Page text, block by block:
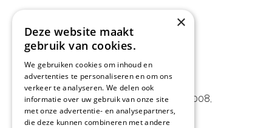
L&D Foodpartner BV
Noorwegenstraat 29D, Haven 8008,
9940 Evergem, BE
×
Deze website maakt
gebruik van cookies.
We gebruiken cookies om inhoud en
advertenties te personaliseren en om ons
verkeer te analyseren. We delen ook
informatie over uw gebruik van onze site
met onze advertentie- en analysepartners,
die deze kunnen combineren met andere